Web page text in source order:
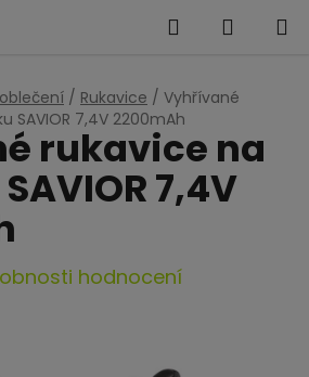
Hledat
/ Rukavice / Vyhřívané
SAVIOR 7,4V 2200mAh
rukavice na
7,4V
hodnocení